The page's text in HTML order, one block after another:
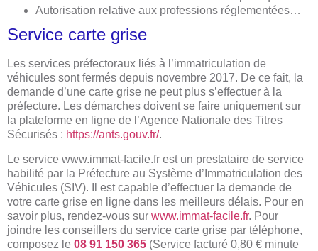
Autorisation relative aux professions réglementées…
Service carte grise
Les services préfectoraux liés à l’immatriculation de
véhicules sont fermés depuis novembre 2017. De ce fait, la
demande d’une carte grise ne peut plus s’effectuer à la
préfecture. Les démarches doivent se faire uniquement sur
la plateforme en ligne de l’Agence Nationale des Titres
Sécurisés : https://ants.gouv.fr/.
Le service www.immat-facile.fr est un prestataire de service
habilité par la Préfecture au Système d’Immatriculation des
Véhicules (SIV). Il est capable d’effectuer la demande de
votre carte grise en ligne dans les meilleurs délais. Pour en
savoir plus, rendez-vous sur www.immat-facile.fr. Pour
joindre les conseillers du service carte grise par téléphone,
composez le 08 91 150 365 (Service facturé 0,80 € minute